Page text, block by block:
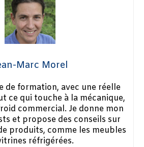
Marc Morel
de formation, avec une réelle
ce qui touche à la mécanique,
commercial. Je donne mon
et propose des conseils sur
produits, comme les meubles
réfrigérées.